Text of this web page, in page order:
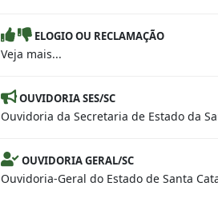
ELOGIO OU RECLAMAÇÃO
Veja mais...
OUVIDORIA SES/SC
Ouvidoria da Secretaria de Estado da
OUVIDORIA GERAL/SC
Ouvidoria-Geral do Estado de Santa